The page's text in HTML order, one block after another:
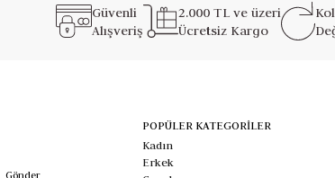
Güvenli
Alışveriş
2.000 TL ve üzeri
Ücretsiz Kargo
Gönder
POPÜLER KATEGORİLER
Kadın
Erkek